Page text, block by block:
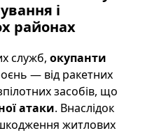
і
районах
служб, окупанти
— від ракетних
засобів, що
атаки. Внаслідок
житлових